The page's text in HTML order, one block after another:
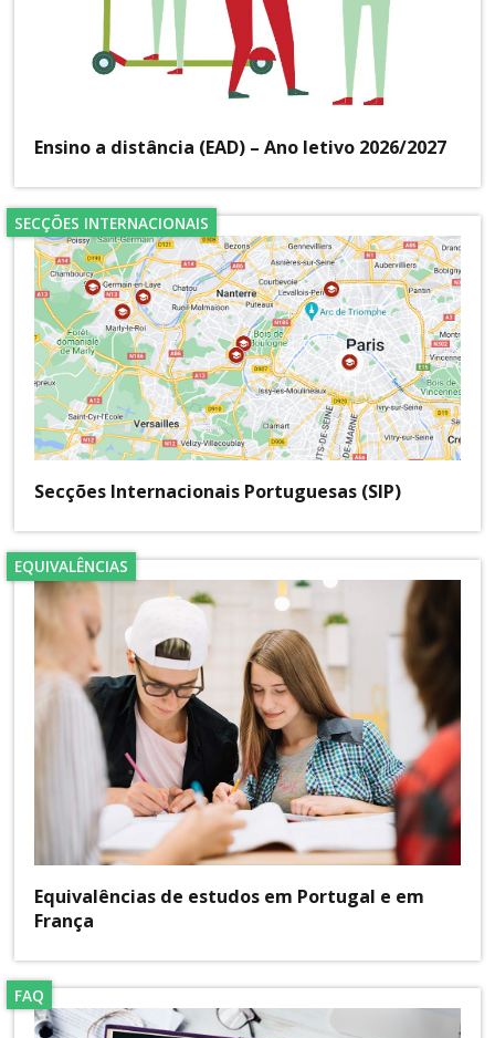
Ensino a distância (EAD) – Ano letivo 2026/2027
SECÇÕES INTERNACIONAIS
Secções Internacionais Portuguesas (SIP)
EQUIVALÊNCIAS
Equivalências de estudos em Portugal e em
França
FAQ